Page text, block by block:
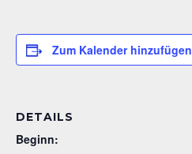
Zum Kalender hinzufügen
DETAILS
Beginn: